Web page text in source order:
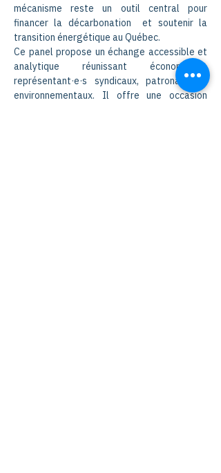
mécanisme reste un outil central pour
financer la décarbonation  et soutenir la
transition énergétique au Québec.
Ce panel propose un échange accessible et
analytique réunissant économistes,
représentant·e·s syndicaux, patronaux et
environnementaux. Il offre une occasion